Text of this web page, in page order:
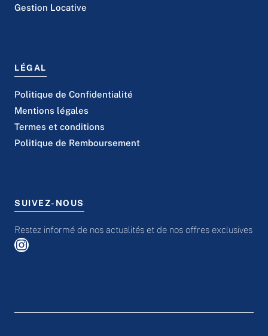
Gestion Locative
LÉGAL
Politique de Confidentialité
Mentions légales
Termes et conditions
Politique de Remboursement
SUIVEZ-NOUS
Restez informé de nos actualités et de nos offres exclusives
Instagram